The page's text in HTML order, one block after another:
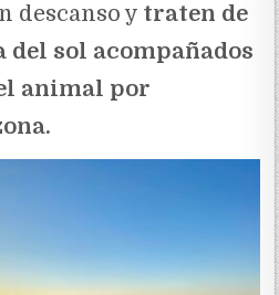
descanso y traten de
sol acompañados
animal por